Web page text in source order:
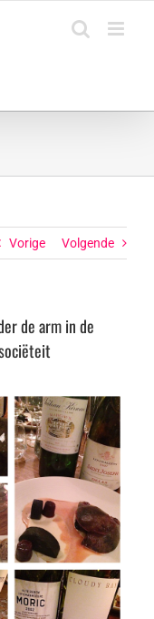
Vorige Volgende
de arm in de